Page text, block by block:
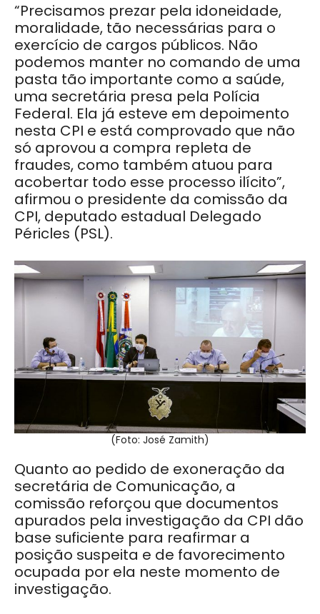
“Precisamos prezar pela idoneidade,
moralidade, tão necessárias para o
exercício de cargos públicos. Não
podemos manter no comando de uma
pasta tão importante como a saúde,
uma secretária presa pela Polícia
Federal. Ela já esteve em depoimento
nesta CPI e está comprovado que não
só aprovou a compra repleta de
fraudes, como também atuou para
acobertar todo esse processo ilícito”,
afirmou o presidente da comissão da
CPI, deputado estadual Delegado
Péricles (PSL).
(Foto: José Zamith)
Quanto ao pedido de exoneração da
secretária de Comunicação, a
comissão reforçou que documentos
apurados pela investigação da CPI dão
base suficiente para reafirmar a
posição suspeita e de favorecimento
ocupada por ela neste momento de
investigação.